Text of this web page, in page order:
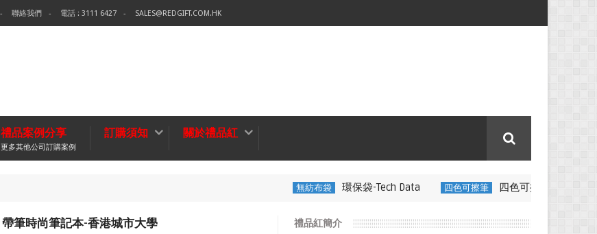
聯絡我們 電話 : 3111 6427 SALES@REDGIFT.COM.HK
禮品案例分享
更多其他公司訂購案例
訂購須知 關於禮品紅
環保袋-Tech Data 四色可擦筆 四色可擦筆-百通電纜 350ML 折疊矽
帶筆時尚筆記本-香港城市大學 禮品紅簡介